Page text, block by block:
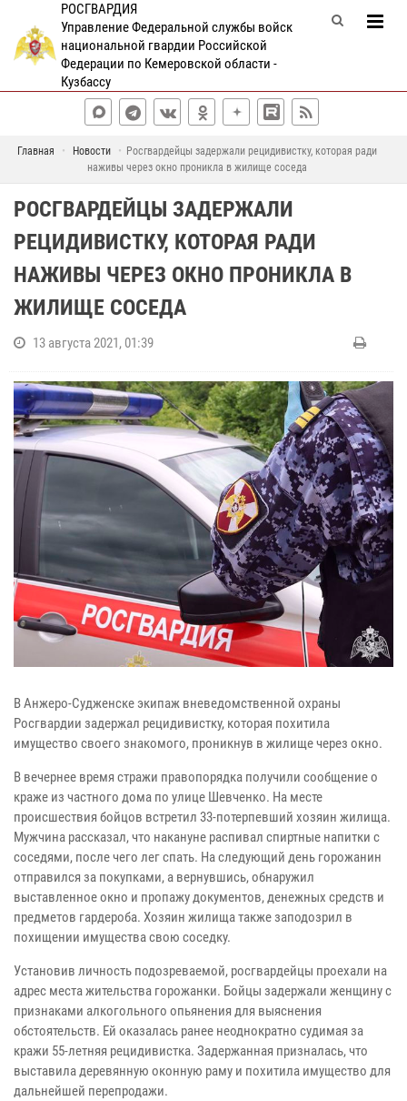
РОСГВАРДИЯ
Управление Федеральной службы войск
национальной гвардии Российской
Федерации по Кемеровской области -
Кузбассу
Главная Новости
Росгвардейцы задержали рецидивистку, которая ради
наживы через окно проникла в жилище соседа
РОСГВАРДЕЙЦЫ ЗАДЕРЖАЛИ
РЕЦИДИВИСТКУ, КОТОРАЯ РАДИ
НАЖИВЫ ЧЕРЕЗ ОКНО ПРОНИКЛА В
ЖИЛИЩЕ СОСЕДА
13 августа 2021, 01:39
В Анжеро-Судженске экипаж вневедомственной охраны
Росгвардии задержал рецидивистку, которая похитила
имущество своего знакомого, проникнув в жилище через окно.
В вечернее время стражи правопорядка получили сообщение о
краже из частного дома по улице Шевченко. На месте
происшествия бойцов встретил 33-потерпевший хозяин жилища.
Мужчина рассказал, что накануне распивал спиртные напитки с
соседями, после чего лег спать. На следующий день горожанин
отправился за покупками, а вернувшись, обнаружил
выставленное окно и пропажу документов, денежных средств и
предметов гардероба. Хозяин жилища также заподозрил в
похищении имущества свою соседку.
Установив личность подозреваемой, росгвардейцы проехали на
адрес места жительства горожанки. Бойцы задержали женщину с
признаками алкогольного опьянения для выяснения
обстоятельств. Ей оказалась ранее неоднократно судимая за
кражи 55-летняя рецидивистка. Задержанная призналась, что
выставила деревянную оконную раму и похитила имущество для
дальнейшей перепродажи.